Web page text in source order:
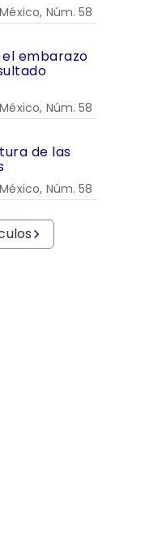
Núm. 58
embarazo
Núm. 58
de las
Núm. 58